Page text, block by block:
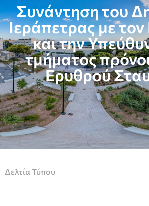
Συνάντηση του
Ιεράπετρας με
και την
τμήματος
Ερυθρού
Δελτία Τύπου